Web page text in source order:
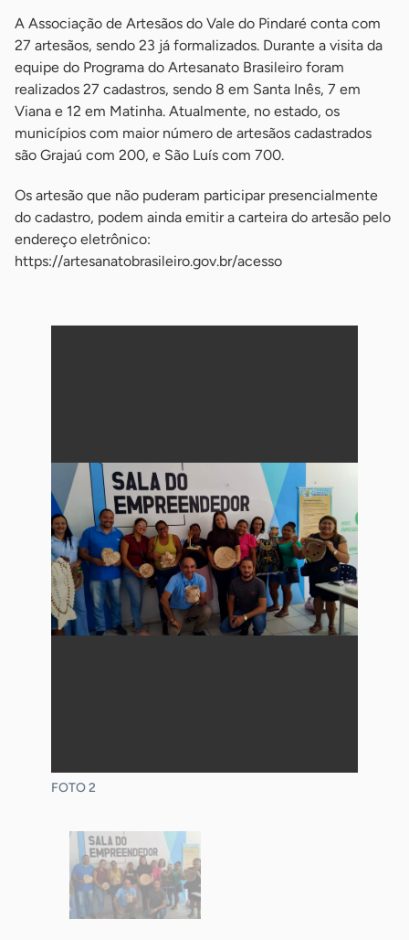
A Associação de Artesãos do Vale do Pindaré conta com
27 artesãos, sendo 23 já formalizados. Durante a visita da
equipe do Programa do Artesanato Brasileiro foram
realizados 27 cadastros, sendo 8 em Santa Inês, 7 em
Viana e 12 em Matinha. Atualmente, no estado, os
municípios com maior número de artesãos cadastrados
são Grajaú com 200, e São Luís com 700.
Os artesão que não puderam participar presencialmente
do cadastro, podem ainda emitir a carteira do artesão pelo
endereço eletrônico:
https://artesanatobrasileiro.gov.br/acesso
FOTO 2